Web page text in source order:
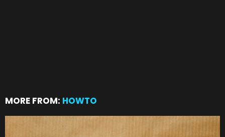
MORE FROM: HOWTO